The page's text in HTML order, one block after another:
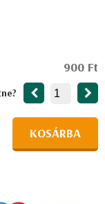
900 Ft
KOSÁRBA